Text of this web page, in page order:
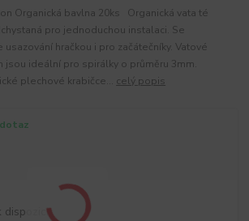
Organická bavlna 20ks Organická vata té
pro jednoduchou instalaci. Se
hračkou i pro začátečníky. Vatové
jsou ideální pro spirálky o průměru 3mm.
plechové krabičce... celý popis
dispozici